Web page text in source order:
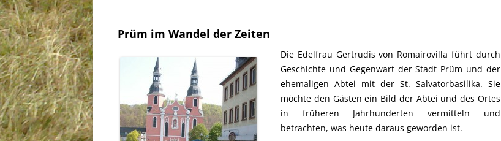
Prüm im Wandel der Zeiten
Die Edelfrau Gertrudis von Romairovilla führt durch
Geschichte und Gegenwart der Stadt Prüm und der
ehemaligen Abtei mit der St. Salvatorbasilika. Sie
möchte den Gästen ein Bild der Abtei und des Ortes
in früheren Jahrhunderten vermitteln und
betrachten, was heute daraus geworden ist.